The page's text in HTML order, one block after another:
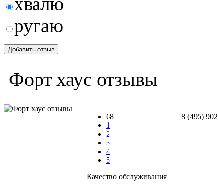
ругаю
Форт хаус отзывы
68
1
2
3
4
5
Качество обслуживания
8 (495)